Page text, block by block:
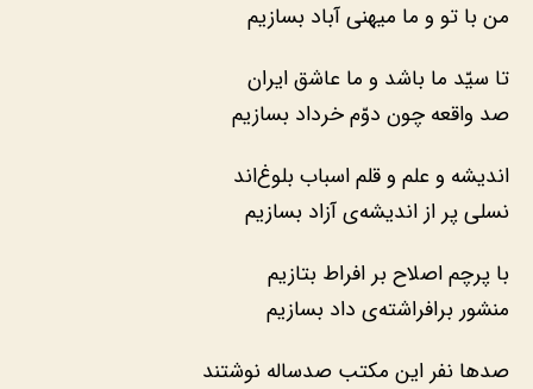
من با تو و ما میهنی آباد بسازیم
تا سیّد ما باشد و ما عاشق ایران
صد واقعه چون دوّم خرداد بسازیم
اندیشه و علم و قلم اسباب بلوغ‌اند
نسلی پر از اندیشه‌ی آزاد بسازیم
با پرچم اصلاح بر افراط بتازیم
منشور برافراشته‌ی داد بسازیم
صدها نفر این مکتب صدساله نوشتند